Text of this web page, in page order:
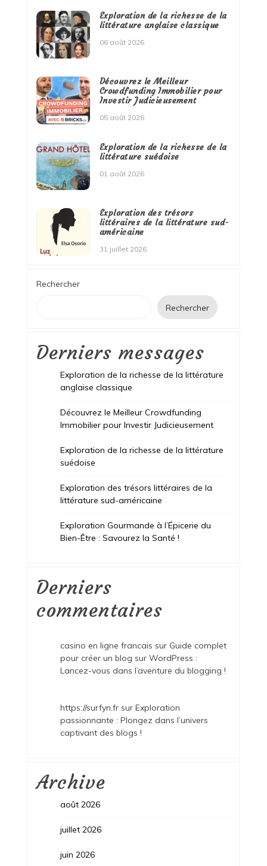
Exploration de la richesse de la
littérature anglaise classique
06 août 2026
Découvrez le Meilleur
Crowdfunding Immobilier pour
Investir Judicieusement
05 août 2026
Exploration de la richesse de la
littérature suédoise
01 août 2026
Exploration des trésors
littéraires de la littérature sud-
américaine
31 juillet 2026
Rechercher
Rechercher
Derniers messages
Exploration de la richesse de la littérature
anglaise classique
Découvrez le Meilleur Crowdfunding
Immobilier pour Investir Judicieusement
Exploration de la richesse de la littérature
suédoise
Exploration des trésors littéraires de la
littérature sud-américaine
Exploration Gourmande à l’Épicerie du
Bien-Être : Savourez la Santé !
Derniers
commentaires
casino en ligne francais sur Guide complet
pour créer un blog sur WordPress :
Lancez-vous dans l’aventure du blogging !
https://surfyn.frsur Exploration
passionnante : Plongez dans l’univers
captivant des blogs !
Archive
août 2026
juillet 2026
juin 2026